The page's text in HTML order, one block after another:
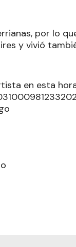
por lo
y vivió
en esta